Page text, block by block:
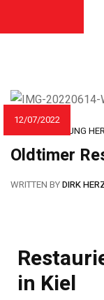
12/07/2022
AUTOLACKIERUNG
Oldtimer
WRITTEN BYDIRK
in Kiel